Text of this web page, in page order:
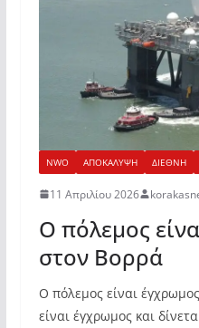
NWO ΑΠΟΚΑΛΥΨΗ ΔΙΕΘΝΗ
11 Απριλίου 2026
Ο πόλεμος
στον Βορρά
Ο πόλεμος είναι
είναι έγχρωμος και